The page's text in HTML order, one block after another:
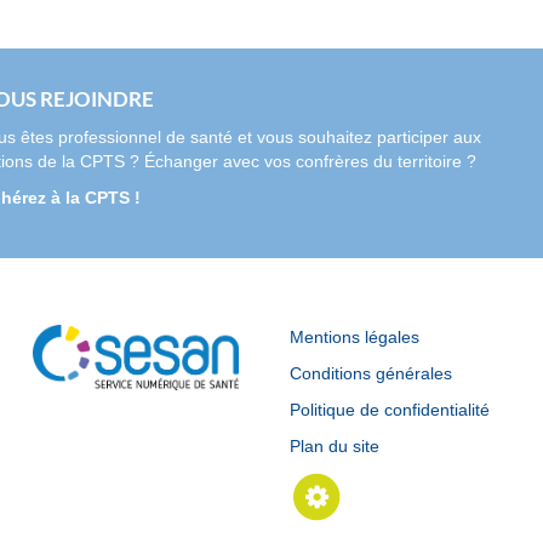
REJOINDRE
êtes professionnel de santé et vous souhaitez participer aux
de la CPTS ? Échanger avec vos confrères du territoire ?
à la CPTS !
Mentions légales
Conditions générales
Politique de confidentialité
Plan du site